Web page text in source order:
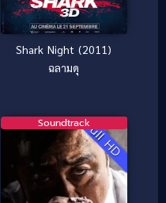
Shark Night (2011)
ฉลามดุ
Full HD
Soundtrack